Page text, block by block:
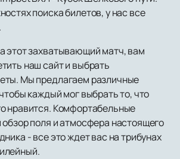
поиска билетов, у нас все
этот захватывающий матч, вам
наш сайт и выбрать
Мы предлагаем различные
каждый мог выбрать то, что
нравится. Комфортабельные
поля и атмосфера настоящего
- все это ждет вас на трибунах